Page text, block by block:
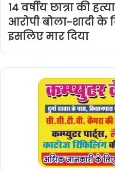
14 वर्षीय छात्रा की
आरोपी बोला-शादी के
इसलिए मार दिया